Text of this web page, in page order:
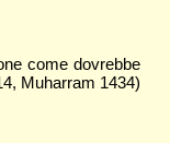
come dovrebbe
Muharram 1434)